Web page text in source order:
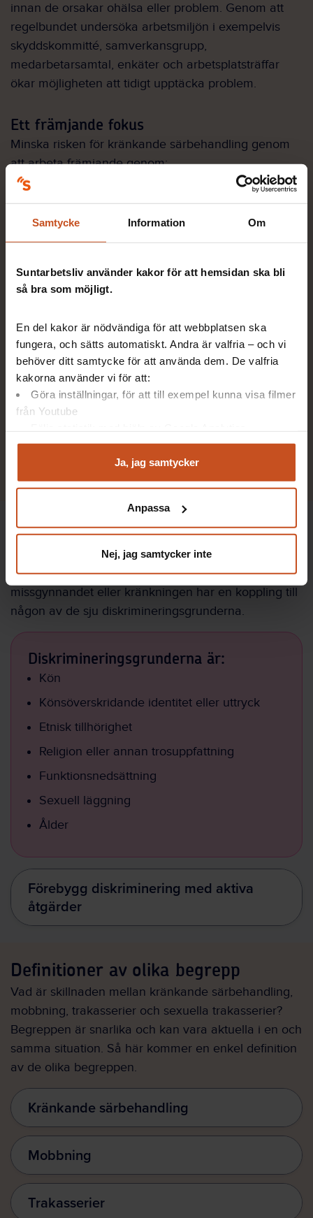
Samtycke Information Om
Suntarbetsliv använder kakor för att hemsidan ska bli
så bra som möjligt.
En del kakor är nödvändiga för att webbplatsen ska
fungera, och sätts automatiskt. Andra är valfria – och vi
behöver ditt samtycke för att använda dem. De valfria
kakorna använder vi för att:
Göra inställningar, för att till exempel kunna visa filmer
från Youtube
Analysera trafik för att kunna visa riktad information
Du kan när som helst återta ditt godkännande genom att
integritet@suntarbetsliv.se.
Ja, jag samtycker
Anpassa
Nej, jag samtycker inte
innan de orsakar ohälsa eller problem. Genom att
regelbundet undersöka arbetsmiljön i exempelvis
skyddskommitté, samverkansgrupp,
medarbetarsamtal, enkäter och arbetsplatsträffar
ökar möjligheten att tidigt upptäcka problem.
Ett främjande fokus
Minska risken för kränkande särbehandling genom
att arbeta främjande genom:
Uppmuntra en öppen dialog
Tydliga roller och ansvarsområden
Uppmärksam på förändringar och
konflikter
Utbildning och kompetensutveckling
Då blir kränkande särbehandling
diskriminering
Kränkande särbehandling blir diskriminering när
missgynnandet eller kränkningen har en koppling till
någon av de sju diskrimineringsgrunderna.
Diskrimineringsgrunderna är:
Kön
Könsöverskridande identitet eller uttryck
Etnisk tillhörighet
Religion eller annan trosuppfattning
Funktionsnedsättning
Sexuell läggning
Ålder
Förebygg diskriminering med aktiva
åtgärder
Definitioner av olika begrepp
Vad är skillnaden mellan kränkande särbehandling,
mobbning, trakasserier och sexuella trakasserier?
Begreppen är snarlika och kan vara aktuella i en och
samma situation. Så här kommer en enkel definition
av de olika begreppen.
Kränkande särbehandling
Mobbning
Trakasserier